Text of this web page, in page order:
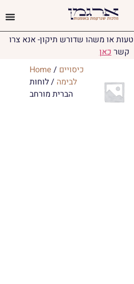
או משהו שדורש תיקון- אנא צרו
קשרכאן
Home / כיסויים
לבימה / לוחות
הברית מורחב